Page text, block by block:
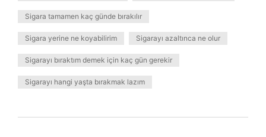
Sigara tamamen kaç günde bırakılır
Sigara yerine ne koyabilirim Sigarayı azaltınca ne olur
Sigarayı bıraktım demek için kaç gün gerekir
Sigarayı hangi yaşta bırakmak lazım